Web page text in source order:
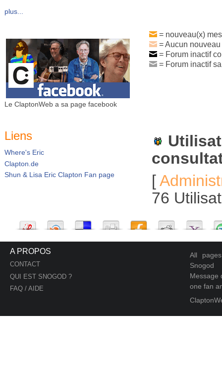
plus...
Le ClaptonWeb a sa page facebook
Liens
Where's Eric
Clapton.de
Shun & Lisa Eric Clapton Fan page
= nouveau(x)
= Aucun
= Forum inactif
= Forum inactif
[
76
A PROPOS
CONTACT
QUI EST SNOGOD ?
FAQ / AIDE
All
Snogod
Message
one fan